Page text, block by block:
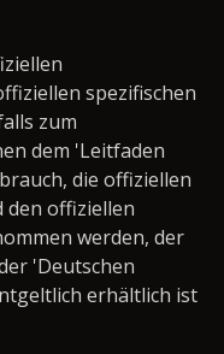
spezifischen
zum
dem 'Leitfaden
die offiziellen
den offiziellen
werden, der
'Deutschen
erhältlich ist